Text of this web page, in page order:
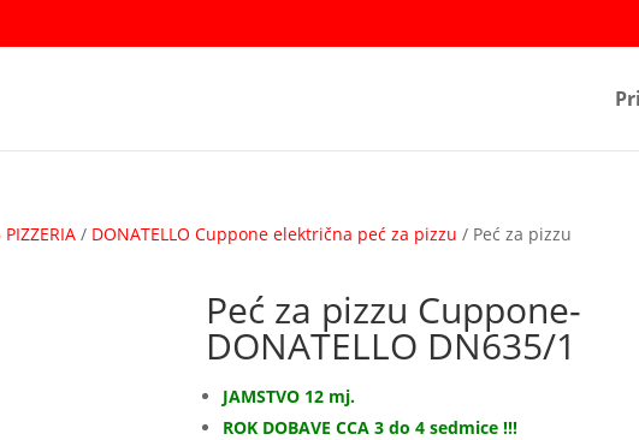
/ DONATELLO Cuppone električna peć za pizzu / Peć za pizzu
Peć za pizzu Cuppone-
DONATELLO DN635/1
JAMSTVO 12 mj.
ROK DOBAVE CCA 3 do 4 sedmice !!!